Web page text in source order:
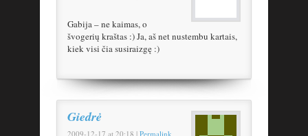
Gabija – ne kaimas, o
švogerių kraštas :) Ja, aš net nustembu kartais,
kiek visi čia susiraizgę :)
Giedrė
2009-12-17 at 20:18 | Permalink